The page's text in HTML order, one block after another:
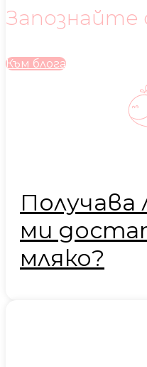
Запознайте
Към блога
ми
мляко?